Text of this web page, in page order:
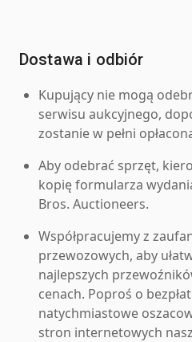
Dostawa i odbiór
Kupujący nie mogą
serwisu aukcyjnego,
zostanie w pełni
Aby odebrać sprzęt,
kopię formularza
Bros. Auctioneers.
Współpracujemy z
przewozowych, aby
najlepszych
cenach. Poproś o
natychmiastowe
stron internetowych